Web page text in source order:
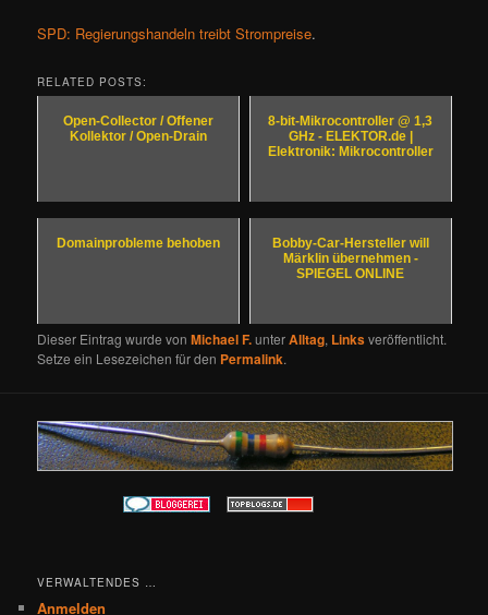
SPD: Regierungshandeln treibt Strompreise.
RELATED POSTS:
Open-Collector / Offener
Kollektor / Open-Drain
8-bit-Mikrocontroller @ 1,3
GHz - ELEKTOR.de |
Elektronik: Mikrocontroller
Domainprobleme behoben
Bobby-Car-Hersteller will
Märklin übernehmen -
SPIEGEL ONLINE
Dieser Eintrag wurde vonMichael F.unterAlltag, Linksveröffentlicht.
Setze ein Lesezeichen für den Permalink.
VERWALTENDES …
Anmelden